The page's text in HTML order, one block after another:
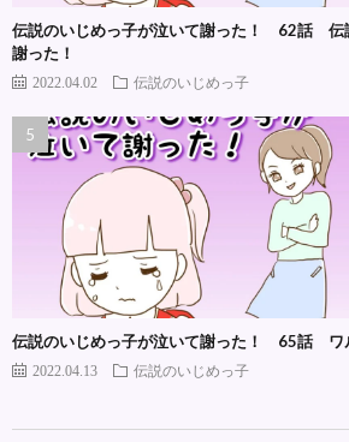
伝説のいじめっ子が泣いて謝った！ 62話 伝
謝った！
2022.04.02 伝説のいじめっ子
伝説のいじめっ子が泣いて謝った！ 65話 ワ
2022.04.13 伝説のいじめっ子